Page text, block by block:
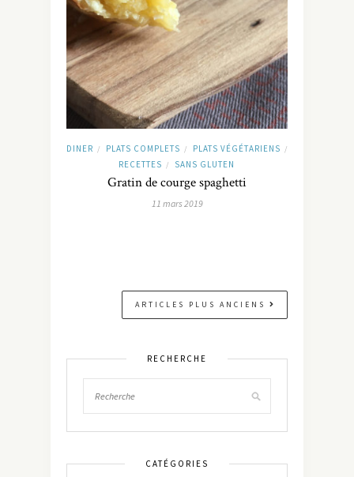
DINER / PLATS COMPLETS / PLATS VÉGÉTARIENS /
RECETTES / SANS GLUTEN
Gratin de courge spaghetti
11 mars 2019
ARTICLES PLUS ANCIENS
RECHERCHE
CATÉGORIES